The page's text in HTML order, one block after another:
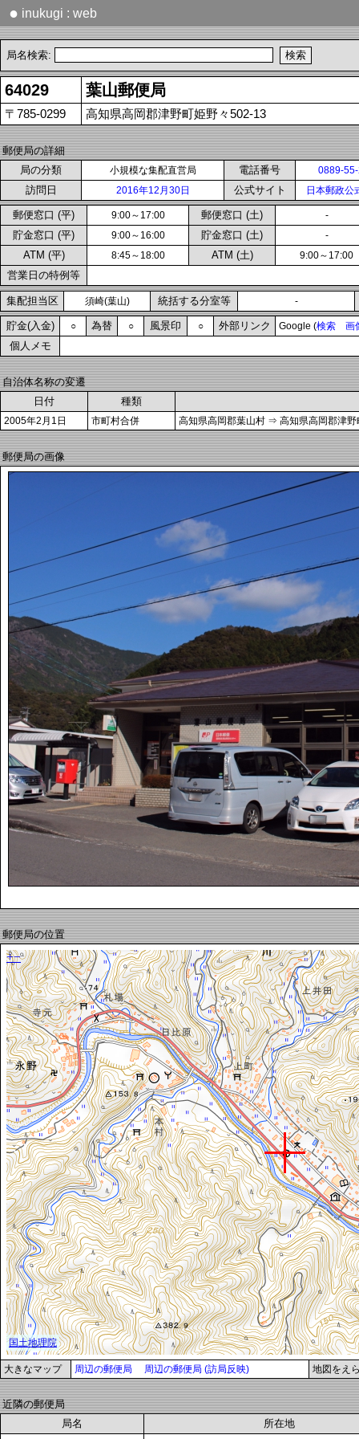
● inukugi : web
局名検索:
64029 葉山郵便局
〒785-0299 高知県高岡郡津野町姫野々502-13
郵便局の詳細
局の分類
小規模な集配直営局 電話番号 0889-
訪問日 2016年12月30日 公式サイト 日本郵政公
郵便窓口 (平) 9:00～17:00 郵便窓口 (土) -
貯金窓口 (平) 9:00～16:00 貯金窓口 (土) -
ATM (平) 8:45～18:00 ATM (土) 9:00～17:00
営業日の特例等
集配担当区 須崎(葉山) 統括する分室等 -
貯金(入金) ○ 為替 ○ 風景印 ○ 外部リンク Google (検索 画
個人メモ
自治体名称の変遷
日付
種類
2005年2月1日 市町村合併 高知県高岡郡葉山村 ⇒ 高知県高岡郡津野
郵便局の画像
郵便局の位置
大きなマップ 周辺の郵便局 周辺の郵便局 (訪局反映) 地図をえ
近隣の郵便局
局名
所在地